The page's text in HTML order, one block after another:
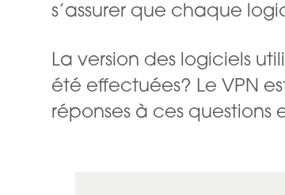
s’assurer que chaque
La version des logiciels
été effectuées? Le VPN
réponses à ces questions